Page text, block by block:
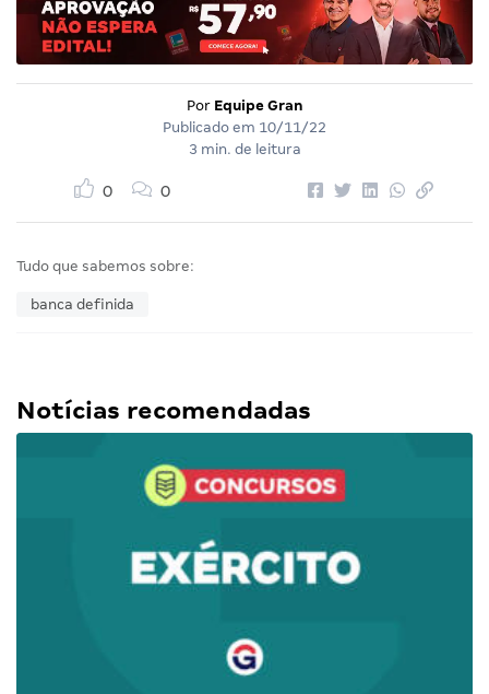
Por Equipe Gran
Publicado em 10/11/22
3 min. de leitura
0 0
Tudo que sabemos sobre:
banca definida
Notícias recomendadas